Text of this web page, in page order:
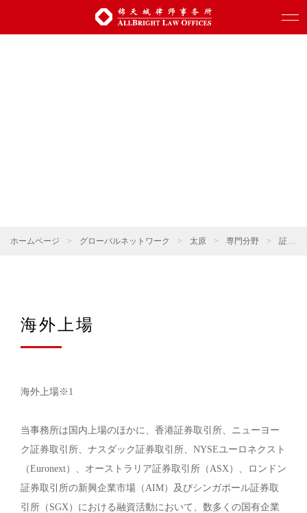
ホームページ > グローバルネットワーク > 太原 > 専門分野 > 証券・資本市場
海外上場
海外上場※1
当事務所は国内上場のほかに、香港証券取引所、ニューヨー
ク証券取引所、ナスダック証券取引所、NYSEユーロネクスト
（Euronext）、オーストラリア証券取引所（ASX）、ロンドン
証券取引所の新興企業市場（AIM）及びシンガポール証券取
引所（SGX）における融資活動において、数多くの国有企業